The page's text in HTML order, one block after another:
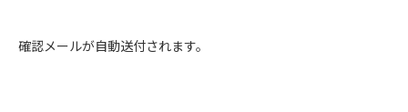
確認メールが自動送付されます。